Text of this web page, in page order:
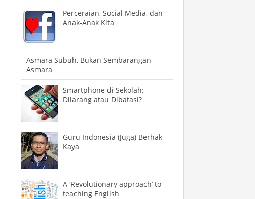
Perceraian, Social Media, dan
Anak-Anak Kita
Asmara Subuh, Bukan Sembarangan
Asmara
Smartphone di Sekolah:
Dilarang atau Dibatasi?
Guru Indonesia (Juga) Berhak
Kaya
A ‘Revolutionary approach’ to
teaching English